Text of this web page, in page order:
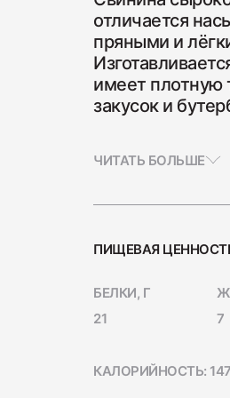
Колбаса
отличается
пряными и
имеет плотную
закусок и
ЧИТАТЬ БОЛЬШЕ
ПИЩЕВАЯ
БЕЛКИ, Г
21
7
КАЛОРИЙНОСТЬ: